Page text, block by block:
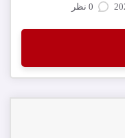
0 نظر